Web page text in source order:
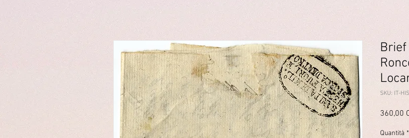
SKU: IT-
360,00
Quantità *